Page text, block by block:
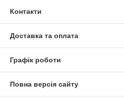
Контакти
Доставка та оплата
Графік роботи
Повна версія сайту